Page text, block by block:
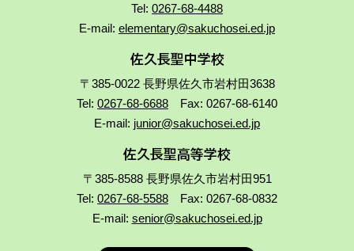
Tel: 0267-68-4488
E-mail: elementary@sakuchosei.ed.jp
佐久長聖中学校
〒385-0022 長野県佐久市岩村田3638
Tel: 0267-68-6688 Fax: 0267-68-6140
E-mail: junior@sakuchosei.ed.jp
佐久長聖高等学校
〒385-8588 長野県佐久市岩村田951
Tel: 0267-68-5588 Fax: 0267-68-0832
E-mail: senior@sakuchosei.ed.jp